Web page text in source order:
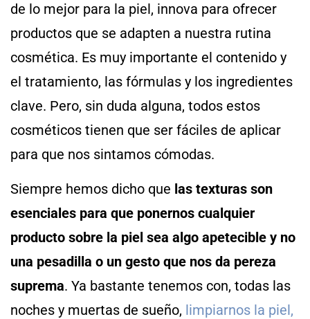
de lo mejor para la piel, innova para ofrecer
productos que se adapten a nuestra rutina
cosmética. Es muy importante el contenido y
el tratamiento, las fórmulas y los ingredientes
clave. Pero, sin duda alguna, todos estos
cosméticos tienen que ser fáciles de aplicar
para que nos sintamos cómodas.
Siempre hemos dicho que las texturas son
esenciales para que ponernos cualquier
producto sobre la piel sea algo apetecible y no
una pesadilla o un gesto que nos da pereza
suprema. Ya bastante tenemos con, todas las
noches y muertas de sueño, limpiarnos la piel,